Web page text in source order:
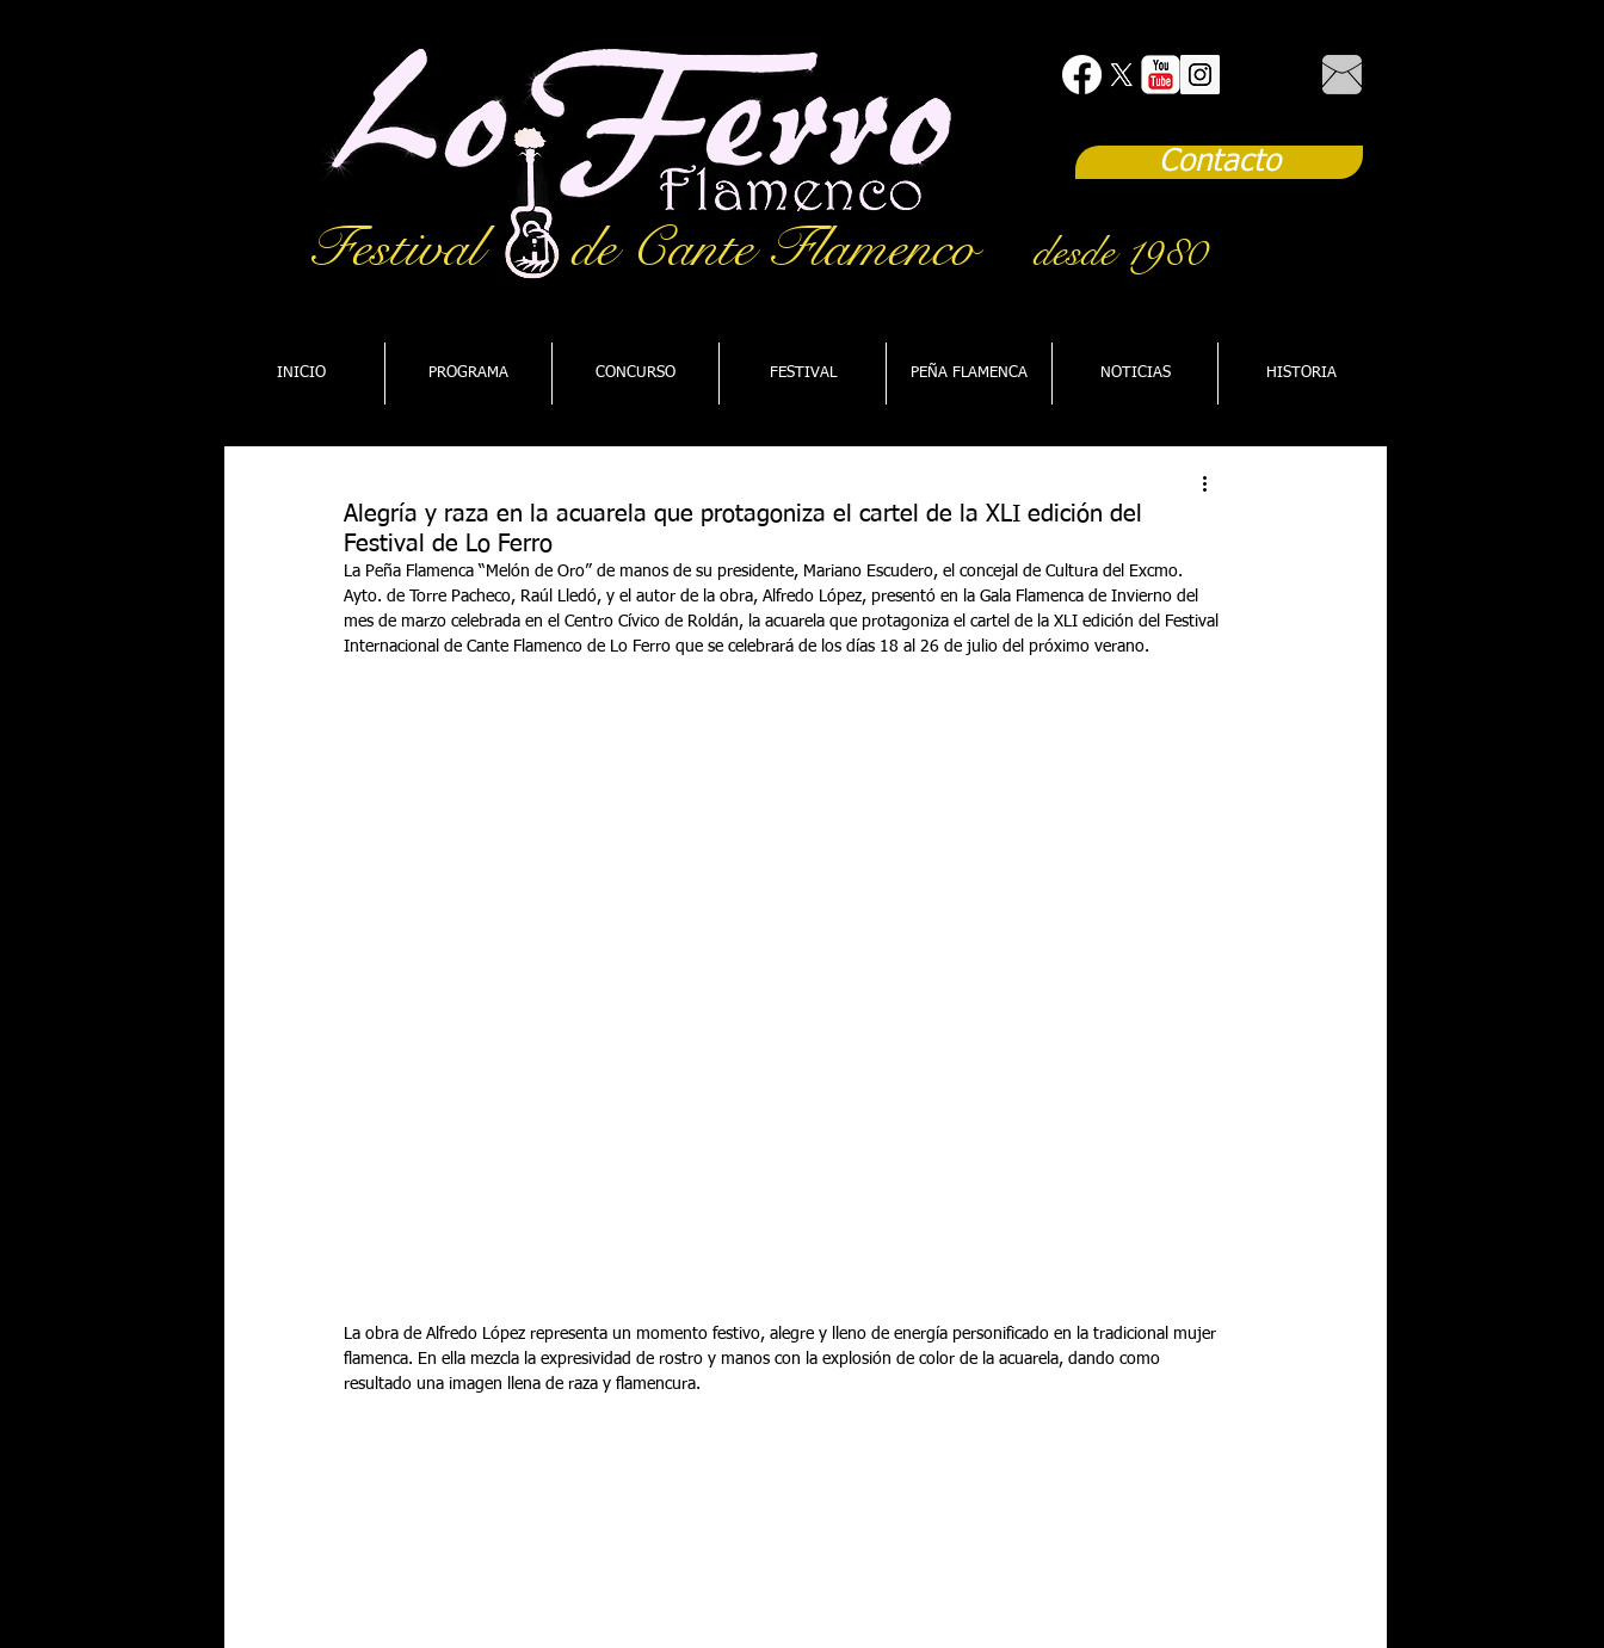
Contacto
Festival de Cante Flamencodesde 1980
INICIO PROGRAMA CONCURSO FESTIVAL PEÑA FLAMENCA NOTICIAS HISTORIA
Alegría y raza en la acuarela que protagoniza el cartel de la XLI edición del
Festival de Lo Ferro
La Peña Flamenca “Melón de Oro” de manos de su presidente, Mariano Escudero, el concejal de Cultura del Excmo.
Ayto. de Torre Pacheco, Raúl Lledó, y el autor de la obra, Alfredo López, presentó en la Gala Flamenca de Invierno del
mes de marzo celebrada en el Centro Cívico de Roldán, la acuarela que protagoniza el cartel de la XLI edición del Festival
Internacional de Cante Flamenco de Lo Ferro que se celebrará de los días 18 al 26 de julio del próximo verano.
La obra de Alfredo López representa un momento festivo, alegre y lleno de energía personificado en la tradicional mujer
flamenca. En ella mezcla la expresividad de rostro y manos con la explosión de color de la acuarela, dando como
resultado una imagen llena de raza y flamencura.